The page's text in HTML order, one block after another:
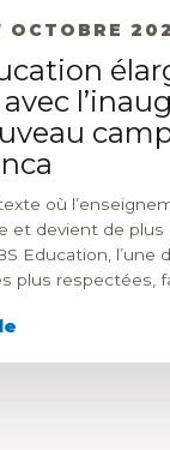
OCTOBRE
où
et devient de plus
Education, l’une
plus respectées,